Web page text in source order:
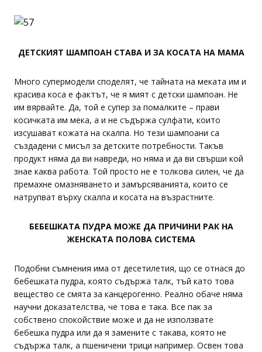
ДЕТСКИЯТ ШАМПОАН СТАВА И ЗА КОСАТА НА МАМА
Много супермодели споделят, че тайната на меката им и
красива коса е фактът, че я мият с детски шампоан. Не
им вярвайте. Да, той е супер за помалките – прави
косичката им мека, а и не съдържа сулфати, които
изсушават кожата на скалпа. Но тези шампоани са
създадени с мисъл за детските потребности. Такъв
продукт няма да ви навреди, но няма и да ви свърши кой
знае каква работа. Той просто не е толкова силен, че да
премахне омазняването и замърсяванията, които се
натрупват върху скалпа и косата на възрастните.
БЕБЕШКАТА ПУДРА МОЖЕ ДА ПРИЧИНИ РАК НА
ЖЕНСКАТА ПОЛОВА СИСТЕМА
Подобни съмнения има от десетилетия, що се отнася до
бебешката пудра, която съдържа талк, тъй като това
вещество се смята за канцерогенно. Реално обаче няма
научни доказателства, че това е така. Все пак за
собствено спокойствие може и да не използвате
бебешка пудра или да я замените с такава, която не
съдържа талк, а пшеничени трици например. Освен това